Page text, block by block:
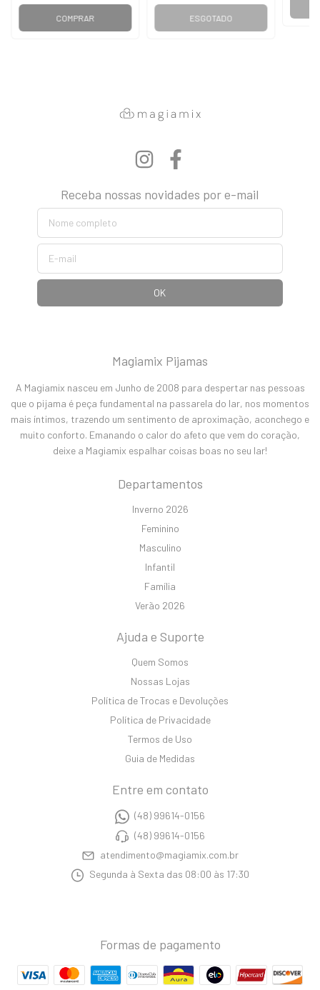
COMPRAR ESGOTADO
Receba nossas novidades por e-mail
Magiamix Pijamas
A Magiamix nasceu em Junho de 2008 para despertar nas pessoas
que o pijama é peça fundamental na passarela do lar, nos momentos
mais íntimos, trazendo um sentimento de aproximação, aconchego e
muito conforto. Emanando o calor do afeto que vem do coração,
deixe a Magiamix espalhar coisas boas no seu lar!
Departamentos
Inverno 2026
Feminino
Masculino
Infantil
Família
Verão 2026
Ajuda e Suporte
Quem Somos
Nossas Lojas
Política de Trocas e Devoluções
Política de Privacidade
Termos de Uso
Guia de Medidas
Entre em contato
(48) 99614-0156
(48) 99614-0156
atendimento@magiamix.com.br
Segunda à Sexta das 08:00 às 17:30
Formas de pagamento